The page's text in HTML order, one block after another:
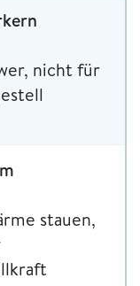
nicht für
stauen,